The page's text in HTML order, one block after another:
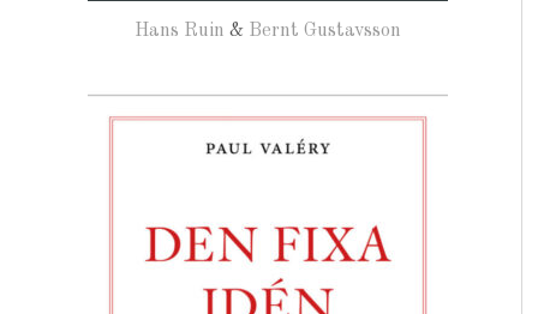
Hans Ruin & Bernt Gustavsson